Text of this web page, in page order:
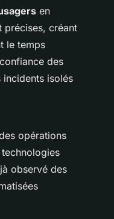
en
précises, créant
le temps
des
incidents isolés
opérations
observé des